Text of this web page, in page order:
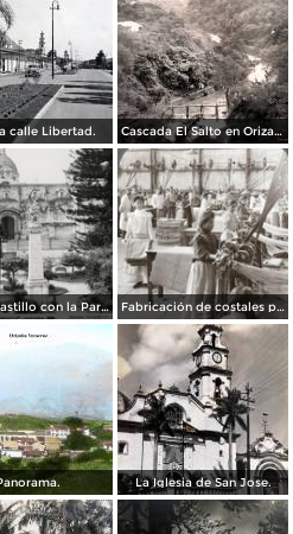
calle Libertad. Cascada El Salto en Orizaba, Veracruz por el Fotógrafo Hugo Brehme.
Parque Castillo con la Parroquia Fabricación de costales para café en la compañía Santa Getrudis
La Iglesia de San Jose.